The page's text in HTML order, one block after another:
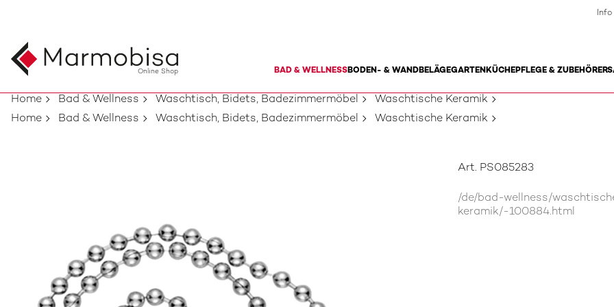
Online Shop BAD & WELLNESSBODEN- & WANDBELÄGEGARTENKÜCHEPFLEGE & ZUBEHÖR
Info
Home Bad & Wellness Waschtisch, Bidets, Badezimmermöbel
Waschtische Keramik
Home
Bad & Wellness Waschtisch, Bidets, Badezimmermöbel Waschtische Keramik
Art. PS085283
/de/bad-wellness/
keramik/-100884.html